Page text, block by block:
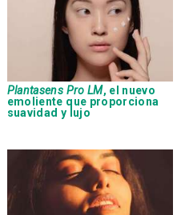
Plantasens Pro LM, el nuevo
emoliente que proporciona
suavidad y lujo